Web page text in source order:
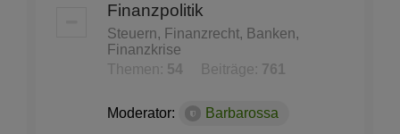
Finanzpolitik
Steuern, Finanzrecht, Banken,
Finanzkrise
Themen: 54 Beiträge: 761
Moderator: Barbarossa